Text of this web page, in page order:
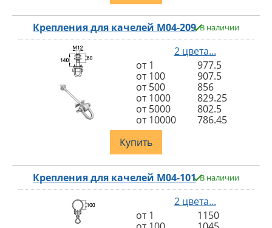
Крепления для качелей M04-209 В наличии
2 цвета...
от 1
977.5
от 100
907.5
от 500
856
от 1000
829.25
от 5000
802.5
от 10000
786.45
Купить
Крепления для качелей M04-101 В наличии
2 цвета...
от 1
1150